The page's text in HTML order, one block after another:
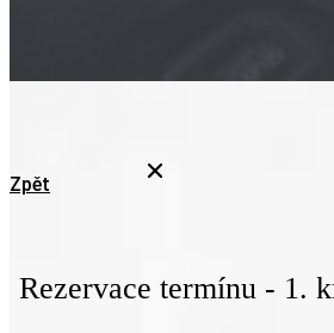
Zpět
Rezervace termínu - 1.